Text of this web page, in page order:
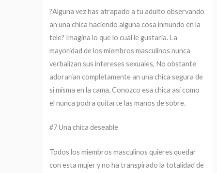
?Alguna vez has atrapado a tu adulto observando
an una chica haciendo alguna cosa inmundo en la
tele? Imagina lo que lo cual le gustaria. La
mayoridad de los miembros masculinos nunca
verbalizan sus intereses sexuales, No obstante
adorarian completamente an una chica segura de
si misma en la cama. Conozco esa chica asi­ como
el nunca podra quitarte las manos de sobre.
#7 Una chica deseable
Todos los miembros masculinos quieres quedar
con esta mujer y no ha transpirado la totalidad de